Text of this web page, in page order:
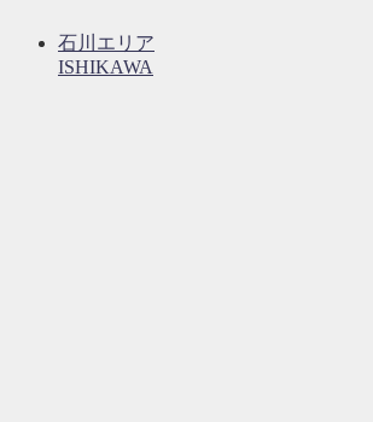
石川エリア
ISHIKAWA